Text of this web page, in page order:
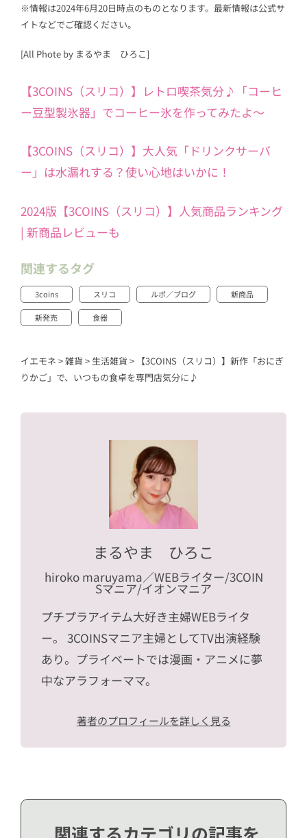
※情報は2024年6月20日時点のものとなります。最新情報は公式サ
イトなどでご確認ください。
[All Phote by まるやま ひろこ]
【3COINS（スリコ）】レトロ喫茶気分♪「コーヒ
ー豆型製氷器」でコーヒー氷を作ってみたよ～
【3COINS（スリコ）】大人気「ドリンクサーバ
ー」は水漏れする？使い心地はいかに！
2024版【3COINS（スリコ）】人気商品ランキング
| 新商品レビューも
関連するタグ
3coins スリコ ルポ／ブログ 新商品
新発売 食器
イエモネ >雑貨 > 生活雑貨 > 【3COINS（スリコ）】新作「おにぎ
りかご」で、いつもの食卓を専門店気分に♪
まるやま ひろこ
hiroko maruyama／WEBライター/3COIN
Sマニア/イオンマニア
プチプラアイテム大好き主婦WEBライタ
ー。 3COINSマニア主婦としてTV出演経験
あり。プライベートでは漫画・アニメに夢
中なアラフォーママ。
著者のプロフィールを詳しく見る